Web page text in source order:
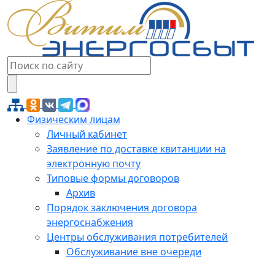
Физическим лицам
Личный кабинет
Заявление по доставке квитанции на
электронную почту
Типовые формы договоров
Архив
Порядок заключения договора
энергоснабжения
Центры обслуживания потребителей
Обслуживание вне очереди